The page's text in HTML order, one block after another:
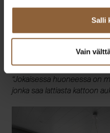
Salli
Vain
vastakkaiselle seinälle.
avaruuden tuntua tuo
vanhempien
“Jokaisessa huoneessa on
jonka saa lattiasta kattoon